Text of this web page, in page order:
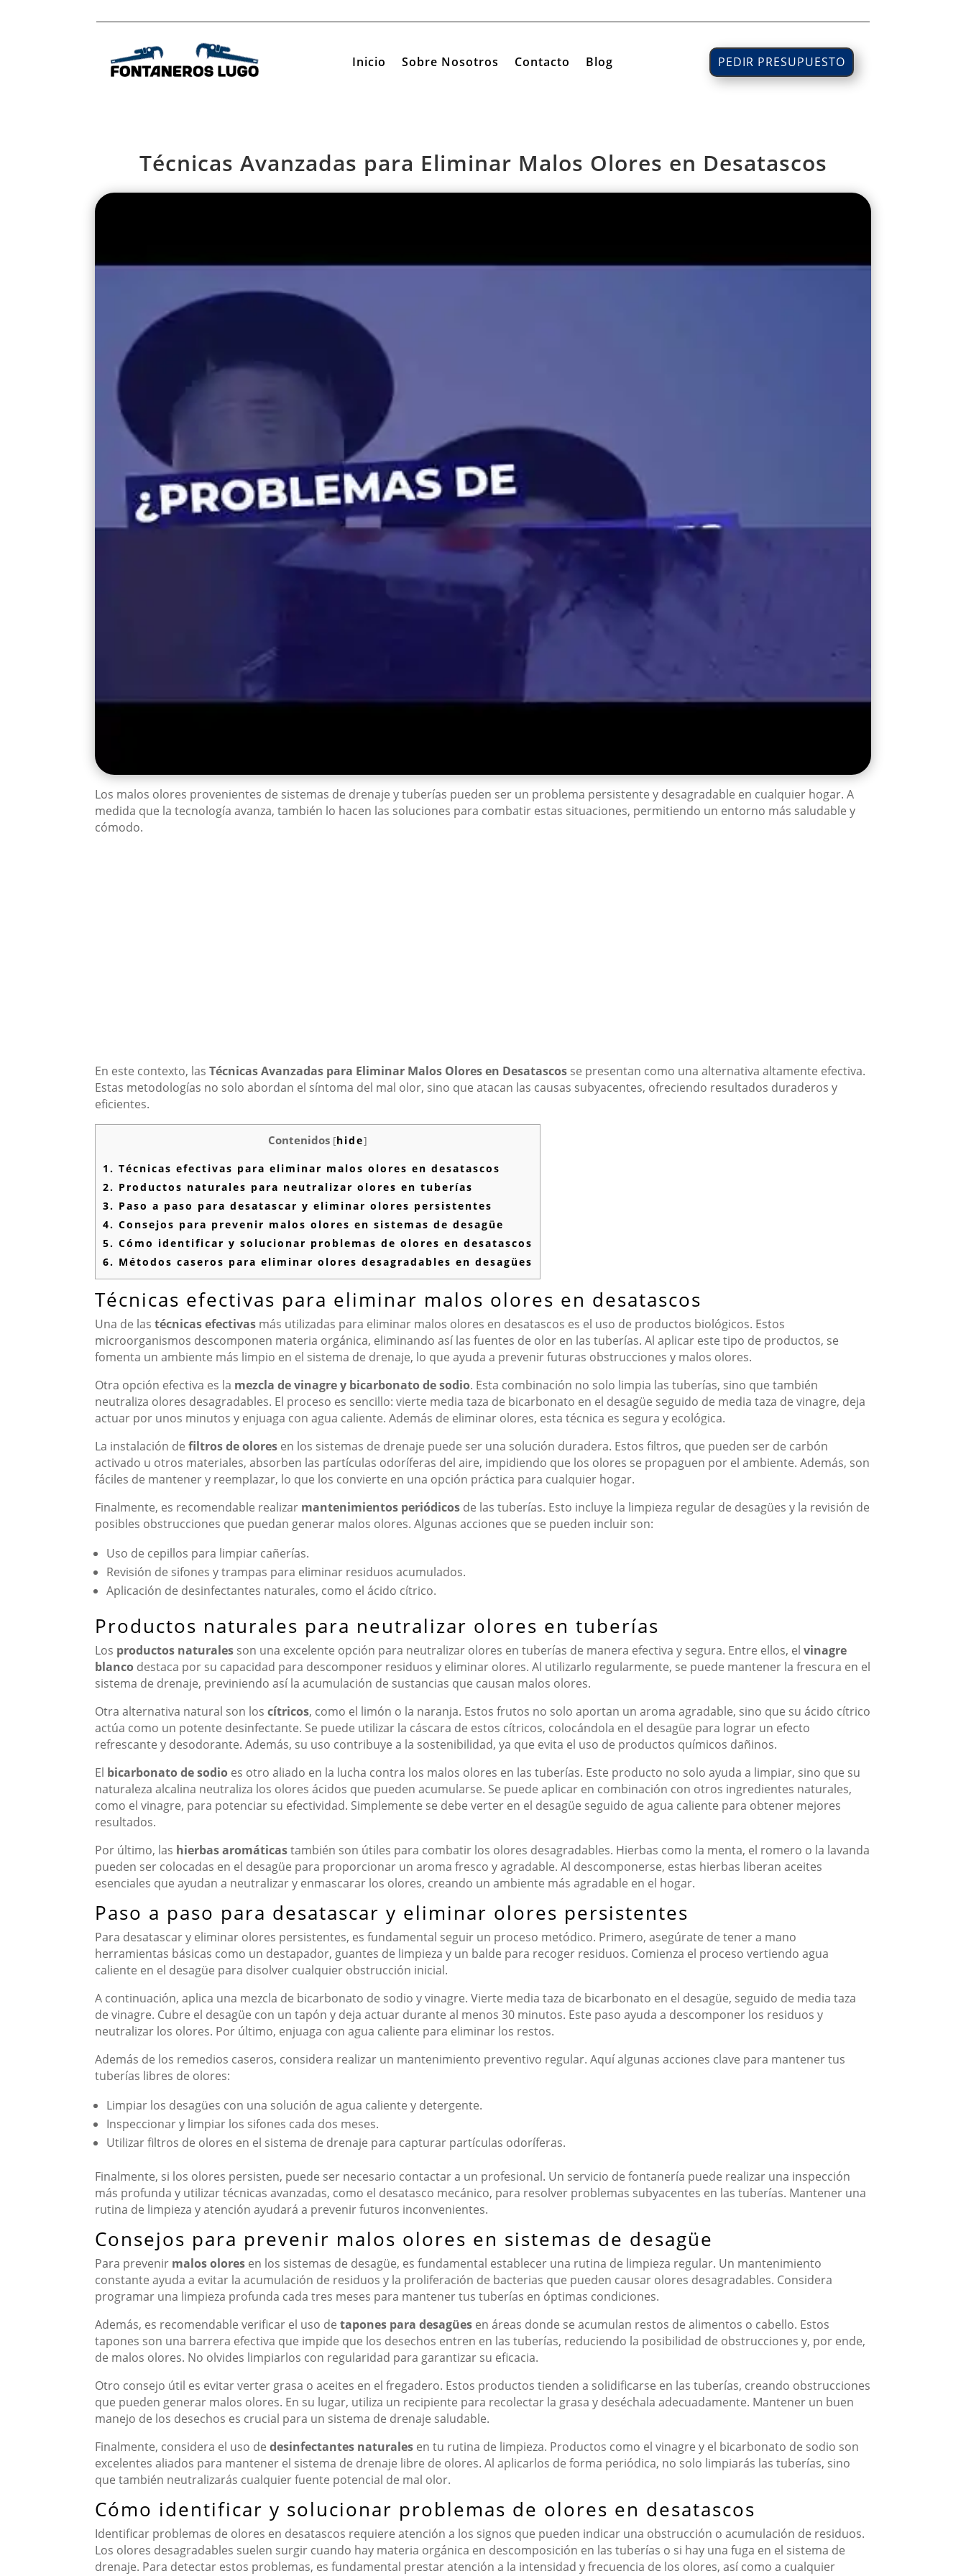
Inicio Sobre Nosotros Contacto Blog PEDIR PRESUPUESTO
Técnicas Avanzadas para Eliminar Malos Olores en Desatascos
Los malos olores provenientes de sistemas de drenaje y tuberías pueden ser un problema persistente y desagradable en cualquier hogar. A
medida que la tecnología avanza, también lo hacen las soluciones para combatir estas situaciones, permitiendo un entorno más saludable y
cómodo.
En este contexto, las Técnicas Avanzadas para Eliminar Malos Olores en Desatascos se presentan como una alternativa altamente efectiva.
Estas metodologías no solo abordan el síntoma del mal olor, sino que atacan las causas subyacentes, ofreciendo resultados duraderos y
eficientes.
Contenidos [hide]
1. Técnicas efectivas para eliminar malos olores en desatascos
2. Productos naturales para neutralizar olores en tuberías
3. Paso a paso para desatascar y eliminar olores persistentes
4. Consejos para prevenir malos olores en sistemas de desagüe
5. Cómo identificar y solucionar problemas de olores en desatascos
6. Métodos caseros para eliminar olores desagradables en desagües
Técnicas efectivas para eliminar malos olores en desatascos
Una de las técnicas efectivas más utilizadas para eliminar malos olores en desatascos es el uso de productos biológicos. Estos
microorganismos descomponen materia orgánica, eliminando así las fuentes de olor en las tuberías. Al aplicar este tipo de productos, se
fomenta un ambiente más limpio en el sistema de drenaje, lo que ayuda a prevenir futuras obstrucciones y malos olores.
Otra opción efectiva es la mezcla de vinagre y bicarbonato de sodio. Esta combinación no solo limpia las tuberías, sino que también
neutraliza olores desagradables. El proceso es sencillo: vierte media taza de bicarbonato en el desagüe seguido de media taza de vinagre, deja
actuar por unos minutos y enjuaga con agua caliente. Además de eliminar olores, esta técnica es segura y ecológica.
La instalación de filtros de olores en los sistemas de drenaje puede ser una solución duradera. Estos filtros, que pueden ser de carbón
activado u otros materiales, absorben las partículas odoríferas del aire, impidiendo que los olores se propaguen por el ambiente. Además, son
fáciles de mantener y reemplazar, lo que los convierte en una opción práctica para cualquier hogar.
Finalmente, es recomendable realizar mantenimientos periódicos de las tuberías. Esto incluye la limpieza regular de desagües y la revisión de
posibles obstrucciones que puedan generar malos olores. Algunas acciones que se pueden incluir son:
Uso de cepillos para limpiar cañerías.
Revisión de sifones y trampas para eliminar residuos acumulados.
Aplicación de desinfectantes naturales, como el ácido cítrico.
Productos naturales para neutralizar olores en tuberías
Los productos naturales son una excelente opción para neutralizar olores en tuberías de manera efectiva y segura. Entre ellos, el vinagre
blanco destaca por su capacidad para descomponer residuos y eliminar olores. Al utilizarlo regularmente, se puede mantener la frescura en el
sistema de drenaje, previniendo así la acumulación de sustancias que causan malos olores.
Otra alternativa natural son los cítricos, como el limón o la naranja. Estos frutos no solo aportan un aroma agradable, sino que su ácido cítrico
actúa como un potente desinfectante. Se puede utilizar la cáscara de estos cítricos, colocándola en el desagüe para lograr un efecto
refrescante y desodorante. Además, su uso contribuye a la sostenibilidad, ya que evita el uso de productos químicos dañinos.
El bicarbonato de sodio es otro aliado en la lucha contra los malos olores en las tuberías. Este producto no solo ayuda a limpiar, sino que su
naturaleza alcalina neutraliza los olores ácidos que pueden acumularse. Se puede aplicar en combinación con otros ingredientes naturales,
como el vinagre, para potenciar su efectividad. Simplemente se debe verter en el desagüe seguido de agua caliente para obtener mejores
resultados.
Por último, las hierbas aromáticastambién son útiles para combatir los olores desagradables. Hierbas como la menta, el romero o la lavanda
pueden ser colocadas en el desagüe para proporcionar un aroma fresco y agradable. Al descomponerse, estas hierbas liberan aceites
esenciales que ayudan a neutralizar y enmascarar los olores, creando un ambiente más agradable en el hogar.
Paso a paso para desatascar y eliminar olores persistentes
Para desatascar y eliminar olores persistentes, es fundamental seguir un proceso metódico. Primero, asegúrate de tener a mano
herramientas básicas como un destapador, guantes de limpieza y un balde para recoger residuos. Comienza el proceso vertiendo agua
caliente en el desagüe para disolver cualquier obstrucción inicial.
A continuación, aplica una mezcla de bicarbonato de sodio y vinagre. Vierte media taza de bicarbonato en el desagüe, seguido de media taza
de vinagre. Cubre el desagüe con un tapón y deja actuar durante al menos 30 minutos. Este paso ayuda a descomponer los residuos y
neutralizar los olores. Por último, enjuaga con agua caliente para eliminar los restos.
Además de los remedios caseros, considera realizar un mantenimiento preventivo regular. Aquí algunas acciones clave para mantener tus
tuberías libres de olores:
Limpiar los desagües con una solución de agua caliente y detergente.
Inspeccionar y limpiar los sifones cada dos meses.
Utilizar filtros de olores en el sistema de drenaje para capturar partículas odoríferas.
Finalmente, si los olores persisten, puede ser necesario contactar a un profesional. Un servicio de fontanería puede realizar una inspección
más profunda y utilizar técnicas avanzadas, como el desatasco mecánico, para resolver problemas subyacentes en las tuberías. Mantener una
rutina de limpieza y atención ayudará a prevenir futuros inconvenientes.
Consejos para prevenir malos olores en sistemas de desagüe
Para prevenir malos olores en los sistemas de desagüe, es fundamental establecer una rutina de limpieza regular. Un mantenimiento
constante ayuda a evitar la acumulación de residuos y la proliferación de bacterias que pueden causar olores desagradables. Considera
programar una limpieza profunda cada tres meses para mantener tus tuberías en óptimas condiciones.
Además, es recomendable verificar el uso de tapones para desagües en áreas donde se acumulan restos de alimentos o cabello. Estos
tapones son una barrera efectiva que impide que los desechos entren en las tuberías, reduciendo la posibilidad de obstrucciones y, por ende,
de malos olores. No olvides limpiarlos con regularidad para garantizar su eficacia.
Otro consejo útil es evitar verter grasa o aceites en el fregadero. Estos productos tienden a solidificarse en las tuberías, creando obstrucciones
que pueden generar malos olores. En su lugar, utiliza un recipiente para recolectar la grasa y deséchala adecuadamente. Mantener un buen
manejo de los desechos es crucial para un sistema de drenaje saludable.
Finalmente, considera el uso de desinfectantes naturales en tu rutina de limpieza. Productos como el vinagre y el bicarbonato de sodio son
excelentes aliados para mantener el sistema de drenaje libre de olores. Al aplicarlos de forma periódica, no solo limpiarás las tuberías, sino
que también neutralizarás cualquier fuente potencial de mal olor.
Cómo identificar y solucionar problemas de olores en desatascos
Identificar problemas de olores en desatascos requiere atención a los signos que pueden indicar una obstrucción o acumulación de residuos.
Los olores desagradables suelen surgir cuando hay materia orgánica en descomposición en las tuberías o si hay una fuga en el sistema de
drenaje. Para detectar estos problemas, es fundamental prestar atención a la intensidad y frecuencia de los olores, así como a cualquier